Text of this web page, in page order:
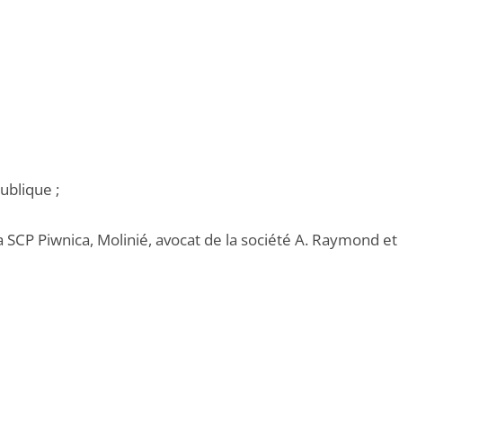
;
Piwnica, Molinié, avocat de la société A. Raymond et